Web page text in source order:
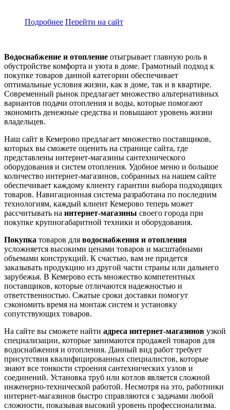
Подробнее Перейти на сайт
Водоснабжение и отопление отыгрывает главную роль в
обустройстве комфорта и уюта в доме. Грамотный подход к
покупке товаров данной категории обеспечивает
оптимальные условия жизни, как в доме, так и в квартире.
Современный рынок предлагает множество альтернативных
вариантов подачи отопления и воды, которые помогают
экономить денежные средства и повышают уровень жизни
владельцев.
Наш сайт в Кемерово предлагает множество поставщиков,
которых вы сможете оценить на странице сайта, где
представлены интернет-магазины сантехнического
оборудования и систем отопления. Удобное меню и большое
количество интернет-магазинов, собранных на нашем сайте
обеспечивает каждому клиенту гарантии выбора подходящих
товаров. Навигационная система разработана по последним
технологиям, каждый клиент Кемерово теперь может
рассчитывать на интернет-магазины своего города при
покупке крупногабаритной техники и оборудования.
Покупка товаров для водоснабжения и отопления
усложняется высокими ценами товаров и масштабными
объемами конструкций. К счастью, вам не придется
заказывать продукцию из другой части страны или дальнего
зарубежья. В Кемерово есть множество компетентных
поставщиков, которые отличаются надежностью и
ответственностью. Сжатые сроки доставки помогут
сэкономить время на монтаж систем и установку
сопутствующих товаров.
На сайте вы сможете найти адреса интернет-магазинов узкой
специализации, которые занимаются продажей товаров для
водоснабжения и отопления. Данный вид работ требует
присутствия квалифицированных специалистов, которые
знают все тонкости строения сантехнических узлов и
соединений. Установка труб или котлов является сложной
инженерно-технической работой. Несмотря на это, работники
интернет-магазинов быстро справляются с задачами любой
сложности, показывая высокий уровень профессионализма.